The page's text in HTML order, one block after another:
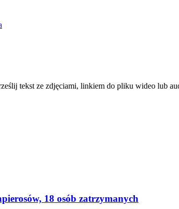
tekst ze zdjęciami, linkiem do pliku wideo lub
18 osób zatrzymanych